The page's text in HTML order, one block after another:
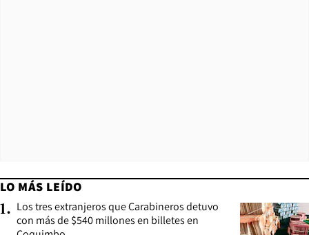
LO MÁS LEÍDO
1. Los tres extranjeros que Carabineros detuvo
con más de $540 millones en billetes en